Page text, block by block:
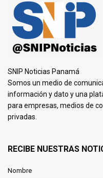
SNIP Noticias Panamá
Somos un medio de
información y dato y una
para empresas, medios de
privadas.
RECIBE NUESTRAS
Nombre